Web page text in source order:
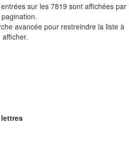
sur les 7819 sont affichées par
pagination.
avancée pour restreindre la liste à
afficher.